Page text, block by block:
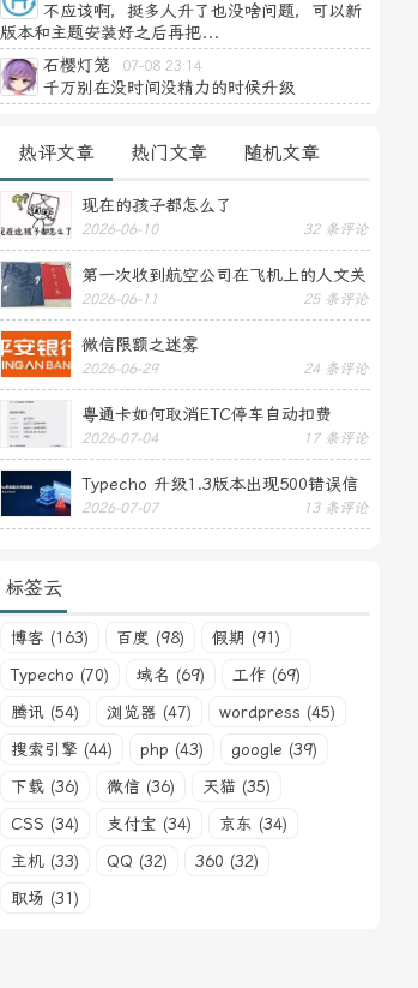
不应该啊，挺多人升了也没啥问题，可以新
版本和主题安装好之后再把...
石樱灯笼
07-08 23:14
千万别在没时间没精力的时候升级
热评文章 热门文章 随机文章
现在的孩子都怎么了
2026-06-10 32 条评论
第一次收到航空公司在飞机上的人文关
怀——送生日贺卡
2026-06-11 25 条评论
微信限额之迷雾
2026-06-29 24 条评论
粤通卡如何取消ETC停车自动扣费
2026-07-04 17 条评论
Typecho 升级1.3版本出现500错误信
息
2026-07-07 13 条评论
标签云
博客 (163) 百度 (98)
假期 (91)
Typecho (70)
域名 (69)
工作 (69)
腾讯 (54)
浏览器 (47)
wordpress (45)
搜索引擎 (44)
php (43)
google (39)
下载 (36)
微信 (36)
天猫 (35)
CSS (34)
支付宝 (34)
京东 (34)
主机 (33)
QQ (32)
360 (32)
职场 (31)